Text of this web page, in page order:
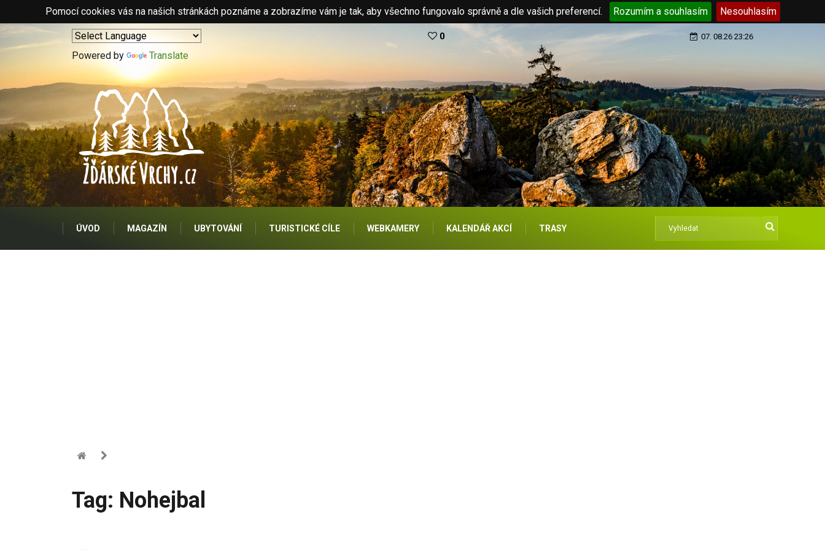
Pomocí cookies vás na našich stránkách poznáme a zobrazíme vám je tak, aby všechno fungovalo správně a dle vašich preferencí. Rozumím a souhlasím Nesouhlasím
Powered by Translate
0 07. 08.26 23:26
ÚVOD MAGAZÍN UBYTOVÁNÍ TURISTICKÉ CÍLE WEBKAMERY KALENDÁŘ AKCÍ TRASY
Tag: Nohejbal